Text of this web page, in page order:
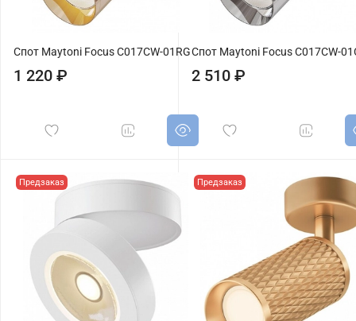
Спот Maytoni Focus C017CW-01RG
1 220 ₽
Спот Maytoni Focus C017CW-
2 510 ₽
Предзаказ Предзаказ